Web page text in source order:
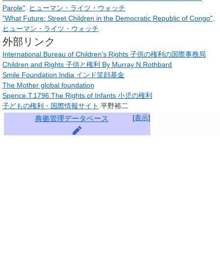
Parole". ヒューマン・ライツ・ウォッチ
"What Future: Street Children in the Democratic Republic of Congo".
ヒューマン・ライツ・ウォッチ
外部リンク
International Bureau of Children's Rights 子供の権利の国際事務局
Children and Rights 子供と権利 By Murray N.Rothbard
Smile Foundation India インド笑顔基金
The Mother global foundation
Spence.T.1796.The Rights of Infants 小児の権利
子どもの権利・国際情報サイト 平野裕二
[表示]
典拠管理データベース